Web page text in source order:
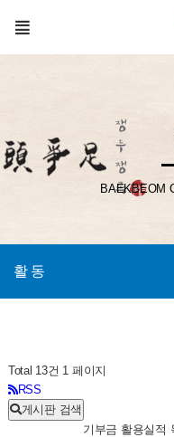
활 동
BAEKBEOM
Total 13건 1 페이지
RSS
게시판 검색
기부금 활용실적